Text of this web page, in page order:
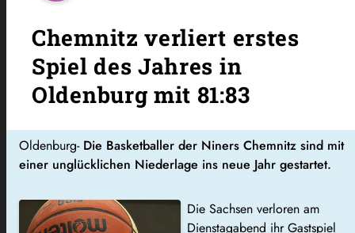
Chemnitz verliert erstes
Spiel des Jahres in
Oldenburg mit 81:83
Oldenburg- Die Basketballer der Niners Chemnitz sind mit
einer unglücklichen Niederlage ins neue Jahr gestartet.
Die Sachsen verloren am
Dienstagabend ihr Gastspiel